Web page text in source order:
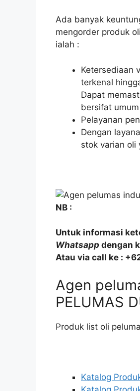
Ada banyak
mengorder produk
ialah :
Ketersediaan
terkenal
Dapat
bersifat
Pelayanan
Dengan
stok varian oli
NB :
Untuk informasi
Whatsapp dengan
Atau via call ke :
Agen
PELUMAS
Produk list oli
Katalog